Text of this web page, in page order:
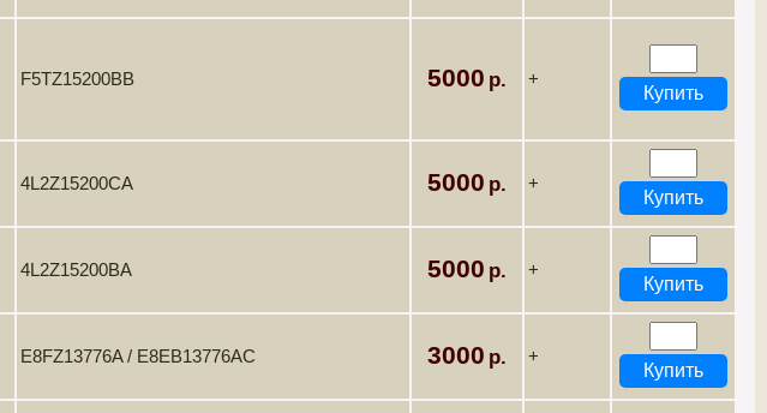
F5TZ15200BB 5000 +
4L2Z15200CA 5000 +
4L2Z15200BA 5000 +
E8FZ13776A / E8EB13776AC 3000 +